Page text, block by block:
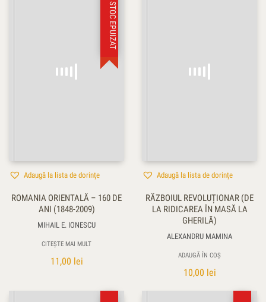
STOC EPUIZAT
Adaugă la lista de dorințe
ROMANIA ORIENTALĂ – 160 DE
ANI (1848-2009)
MIHAIL E. IONESCU
CITEȘTE MAI MULT
11,00 lei
Adaugă la lista de dorințe
RĂZBOIUL REVOLUȚIONAR (DE
LA RIDICAREA ÎN MASĂ LA
GHERILĂ)
ALEXANDRU MAMINA
ADAUGĂ ÎN COȘ
10,00 lei